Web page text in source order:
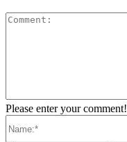
Please enter your comment!